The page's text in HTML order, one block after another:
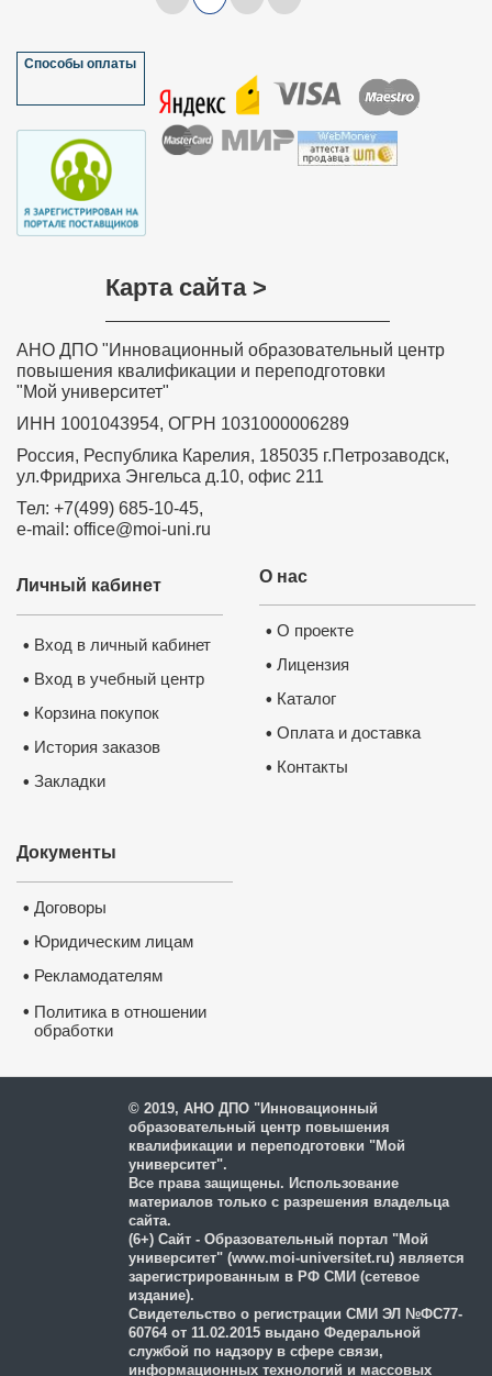
Способы оплаты
Карта сайта >
АНО ДПО "Инновационный образовательный центр
повышения квалификации и переподготовки
"Мой университет"
ИНН 1001043954, ОГРН 1031000006289
Россия, Республика Карелия, 185035 г.Петрозаводск,
ул.Фридриха Энгельса д.10, офис 211
Тел: +7(499) 685-10-45,
e-mail: office@moi-uni.ru
О нас
• О проекте
• Лицензия
• Каталог
• Оплата и доставка
• Контакты
Личный кабинет
• Вход в личный кабинет
• Вход в учебный центр
• Корзина покупок
• История заказов
• Закладки
Документы
• Договоры
• Юридическим лицам
• Рекламодателям
• Политика в отношении
обработки
© 2019, АНО ДПО "Инновационный
образовательный центр повышения
квалификации и переподготовки "Мой
университет".
Все права защищены. Использование
материалов только с разрешения владельца
сайта.
(6+) Сайт - Образовательный портал "Мой
университет" (www.moi-universitet.ru) является
зарегистрированным в РФ СМИ (сетевое
издание).
Свидетельство о регистрации СМИ ЭЛ №ФС77-
60764 от 11.02.2015 выдано Федеральной
службой по надзору в сфере связи,
информационных технологий и массовых